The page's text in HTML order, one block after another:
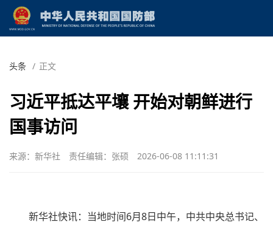
头条 / 正文
习近平抵达平壤 开始对朝鲜进行
国事访问
来源：新华社 责任编辑：张硕 2026-06-08 11:11:31
新华社快讯：当地时间6月8日中午，中共中央总书记、